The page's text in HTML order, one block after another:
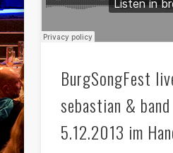
BurgSongFest
sebastian &
5.12.2013 im